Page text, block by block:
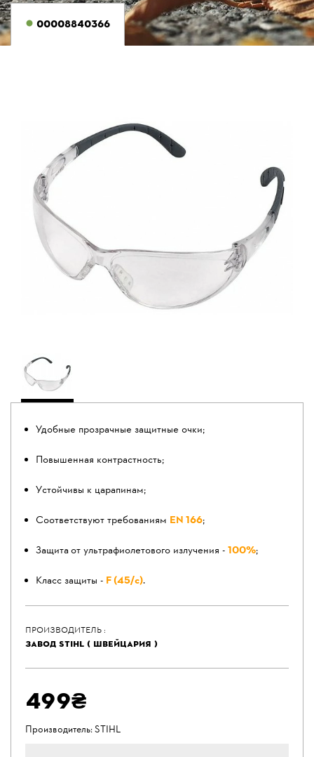
00008840366
Удобные прозрачные защитные очки;
Повышенная контрастность;
Устойчивы к царапинам;
Соответствуют требованиям EN 166;
Защита от ультрафиолетового излучения -100%;
Класс защиты - F (45/с).
ПРОИЗВОДИТЕЛЬ :
ЗАВОД STIHL ( ШВЕЙЦАРИЯ )
499₴
Производитель:STIHL